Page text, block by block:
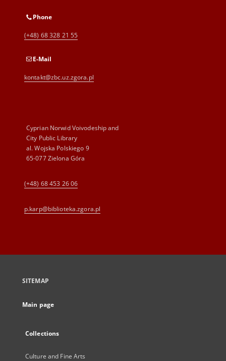
Phone
(+48) 68 328 21 55
E-Mail
kontakt@zbc.uz.zgora.pl
Cyprian Norwid Voivodeship and
City Public Library
al. Wojska Polskiego 9
65-077 Zielona Góra
(+48) 68 453 26 06
p.karp@biblioteka.zgora.pl
SITEMAP
Main page
Collections
Culture and Fine Arts